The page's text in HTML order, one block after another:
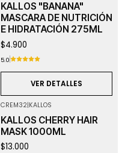
KALLOS "BANANA"
MASCARA DE NUTRICIÓN
E HIDRATACIÓN 275ML
$4.900
5.0
VER DETALLES
CREM32|KALLOS
KALLOS CHERRY HAIR
MASK 1000ML
$13.000